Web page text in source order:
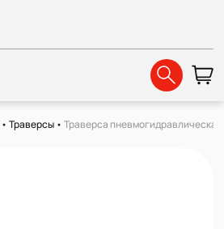
•Траверсы •Траверса пневмогидравлическая